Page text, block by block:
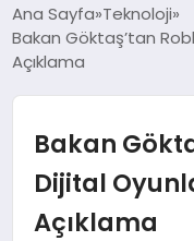
TEKNOLOJI
SAĞLIK
Ana Sayfa Teknoloji
Bakan Göktaş’tan
Açıklama
Bakan
Dijital
Açıklama